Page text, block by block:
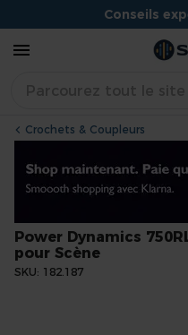
Conseils
Crochets & Coupleurs
Scène
Power Dynamics
pour Scène
SKU 182.187